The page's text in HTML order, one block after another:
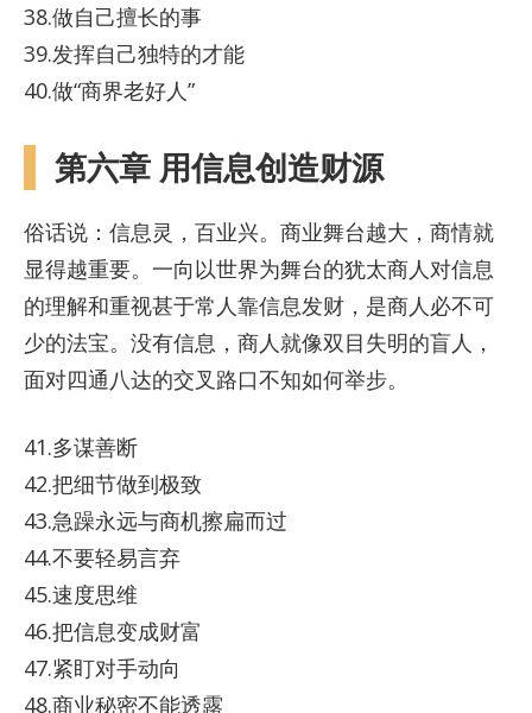
38.做自己擅长的事
39.发挥自己独特的才能
40.做“商界老好人”
第六章 用信息创造财源
俗话说：信息灵，百业兴。商业舞台越大，商情就
显得越重要。一向以世界为舞台的犹太商人对信息
的理解和重视甚于常人靠信息发财，是商人必不可
少的法宝。没有信息，商人就像双目失明的盲人，
面对四通八达的交叉路口不知如何举步。
41.多谋善断
42.把细节做到极致
43.急躁永远与商机擦扁而过
44.不要轻易言弃
45.速度思维
46.把信息变成财富
47.紧盯对手动向
48.商业秘密不能透露